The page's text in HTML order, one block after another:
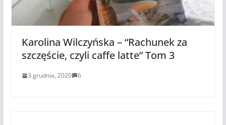
Karolina Wilczyńska – “Rachunek za
szczęście, czyli caffe latte” Tom 3
3 grudnia, 2020 6